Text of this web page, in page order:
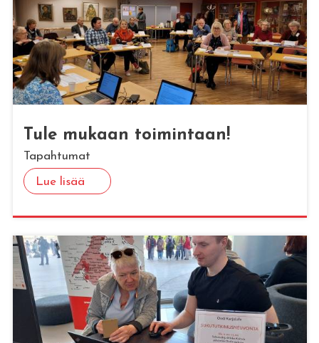
Tule mu­kaan toi­min­taan!
Tapahtumat
Lue lisää